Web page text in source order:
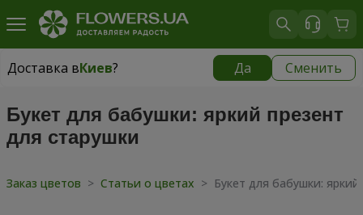
Доставка вКиев? Да Сменить
Доставка вКиев
Букет для бабушки: яркий презент
для старушки
Заказ цветов > Статьи о цветах > Букет для бабушки: